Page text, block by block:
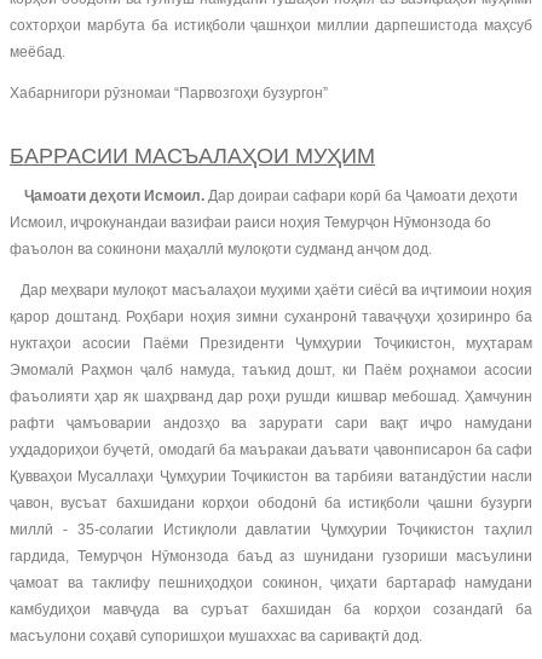
сохторҳои марбута ба истиқболи ҷашнҳои миллии дарпешистода маҳсуб
меёбад.
Хабарнигори рӯзномаи “Парвозгоҳи бузургон”
БАРРАСИИ МАСЪАЛАҲОИ МУҲИМ
Ҷамоати деҳоти Исмоил. Дар доираи сафари корӣ ба Ҷамоати деҳоти
Исмоил, иҷрокунандаи вазифаи раиси ноҳия Темурҷон Нӯмонзода бо
фаъолон ва сокинони маҳаллӣ мулоқоти судманд анҷом дод.
Дар меҳвари мулоқот масъалаҳои муҳими ҳаёти сиёсӣ ва иҷтимоии ноҳия
қарор доштанд. Роҳбари ноҳия зимни суханронӣ таваҷҷуҳи ҳозиринро ба
нуктаҳои асосии Паёми Президенти Ҷумҳурии Тоҷикистон, муҳтарам
Эмомалӣ Раҳмон ҷалб намуда, таъкид дошт, ки Паём роҳнамои асосии
фаъолияти ҳар як шаҳрванд дар роҳи рушди кишвар мебошад. Ҳамчунин
рафти ҷамъоварии андозҳо ва зарурати сари вақт иҷро намудани
уҳдадориҳои буҷетӣ, омодагӣ ба маъракаи даъвати ҷавонписарон ба сафи
Қувваҳои Мусаллаҳи Ҷумҳурии Тоҷикистон ва тарбияи ватандӯстии насли
ҷавон, вусъат бахшидани корҳои ободонӣ ба истиқболи ҷашни бузурги
миллӣ - 35-солагии Истиқлоли давлатии Ҷумҳурии Тоҷикистон таҳлил
гардида, Темурҷон Нӯмонзода баъд аз шунидани гузориши масъулини
ҷамоат ва таклифу пешниҳодҳои сокинон, ҷиҳати бартараф намудани
камбудиҳои мавҷуда ва суръат бахшидан ба корҳои созандагӣ ба
масъулони соҳавӣ супоришҳои мушаххас ва саривақтӣ дод.